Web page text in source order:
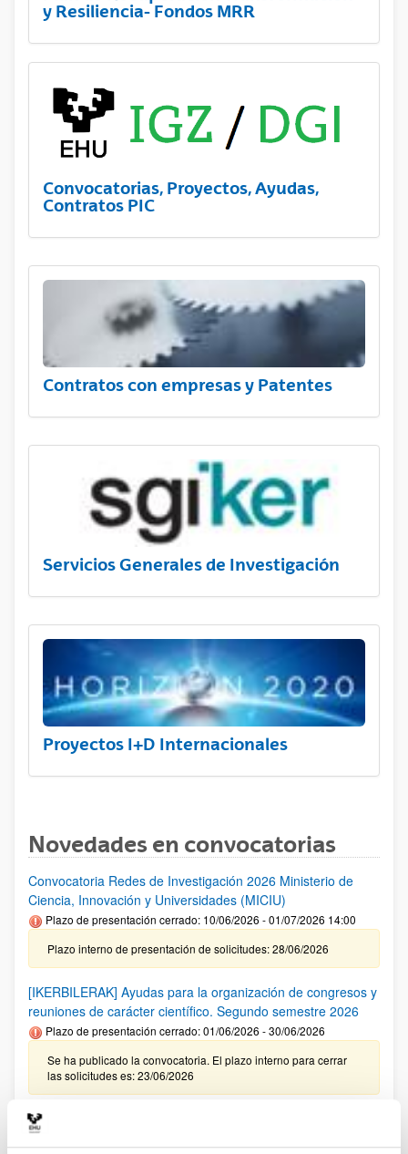
y Resiliencia- Fondos MRR
Convocatorias, Proyectos, Ayudas,
Contratos PIC
Contratos con empresas y Patentes
Servicios Generales de Investigación
Proyectos I+D Internacionales
Novedades en convocatorias
Convocatoria Redes de Investigación 2026 Ministerio de
Ciencia, Innovación y Universidades (MICIU)
Plazo de presentación cerrado: 10/06/2026 - 01/07/2026 14:00
Plazo interno de presentación de solicitudes: 28/06/2026
[IKERBILERAK] Ayudas para la organización de congresos y
reuniones de carácter científico. Segundo semestre 2026
Plazo de presentación cerrado: 01/06/2026 - 30/06/2026
Se ha publicado la convocatoria. El plazo interno para cerrar
las solicitudes es: 23/06/2026
Ayudas del Programa Red Guipuzcoana de Ciencia,
Tecnología e Innovación 2026 (Zientzia Erein)